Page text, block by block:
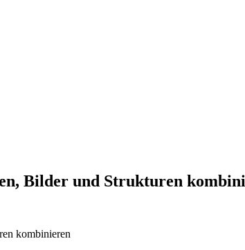
Bilder und Strukturen